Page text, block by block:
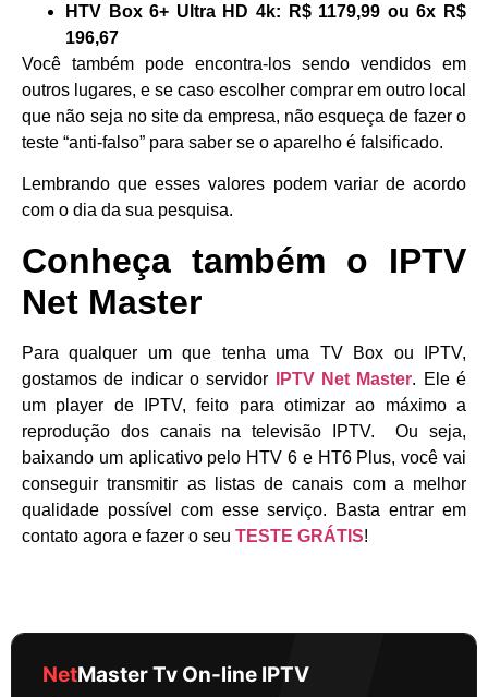
HTV Box 6+ Ultra HD 4k:
R$ 1179,99 ou 6x R$
196,67
Você também pode encontra-los sendo vendidos em
outros lugares, e se caso escolher comprar em outro local
que não seja no site da empresa, não esqueça de fazer o
teste “anti-falso” para saber se o aparelho é falsificado.
Lembrando que esses valores podem variar de acordo
com o dia da sua pesquisa.
Conheça também o IPTV
Net Master
Para qualquer um que tenha uma TV Box ou IPTV,
gostamos de indicar o servidor
IPTV Net Master. Ele é
um player de IPTV, feito para otimizar ao máximo a
reprodução dos canais na televisão IPTV. Ou seja,
baixando um aplicativo pelo HTV 6 e HT6 Plus, você vai
conseguir transmitir as listas de canais com a melhor
qualidade possível com esse serviço. Basta entrar em
contato agora e fazer o seu TESTE GRÁTIS!
NetMaster Tv On-line IPTV